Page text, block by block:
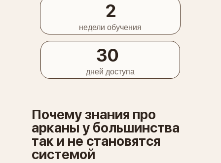
2
недели обучения
30
дней доступа
Почему знания про
арканы у большинства
так и не становятся
системой